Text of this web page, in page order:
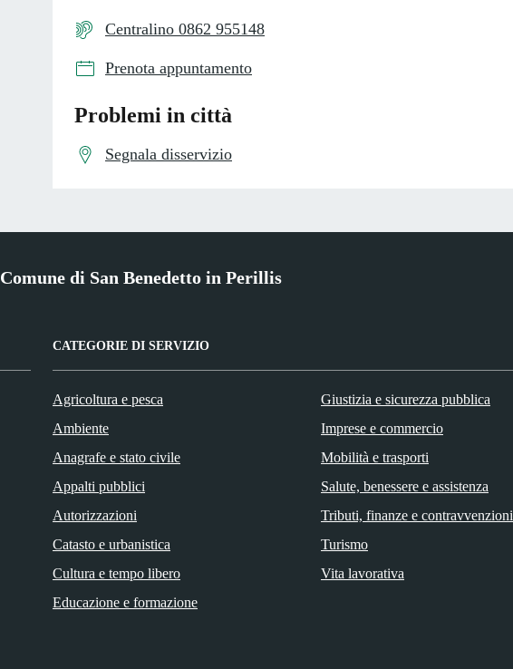
Centralino 0862 955148
Prenota appuntamento
Problemi in città
Segnala disservizio
Comune di San Benedetto in Perillis
CATEGORIE DI SERVIZIO
Agricoltura e pesca
Ambiente
Anagrafe e stato civile
Appalti pubblici
Autorizzazioni
Catasto e urbanistica
Cultura e tempo libero
Educazione e formazione
Giustizia e sicurezza pubblica
Imprese e commercio
Mobilità e trasporti
Salute, benessere e assistenza
Tributi, finanze e contravvenzioni
Turismo
Vita lavorativa